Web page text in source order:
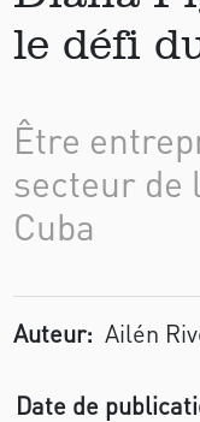
le défi
Être
secteur de
Cuba
Auteur: Ailén
Date de